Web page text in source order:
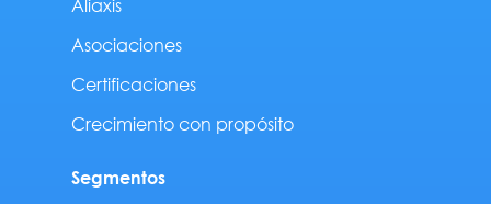
Aliaxis
Asociaciones
Certificaciones
Crecimiento con propósito
Segmentos